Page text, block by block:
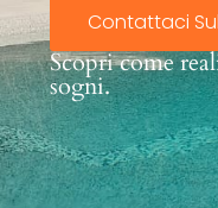
Contattaci
Scopri come
sogni.